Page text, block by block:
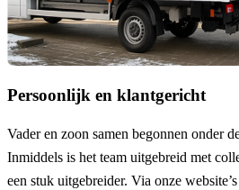
Persoonlijk en klantgericht
Vader en zoon samen begonnen onder
Inmiddels is het team uitgebreid met
een stuk uitgebreider. Via onze